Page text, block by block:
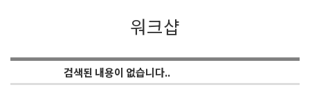
워크샵
행사명
검색된 내용이 없습니다..